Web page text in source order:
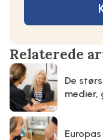
Relaterede
De
medier,